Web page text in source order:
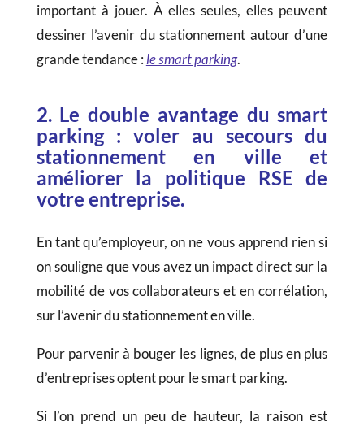
important à jouer. À elles seules, elles peuvent
dessiner l’avenir du stationnement autour d’une
grande tendance : le smart parking.
2. Le double avantage du smart
parking : voler au secours du
stationnement en ville et
améliorer la politique RSE de
votre entreprise.
En tant qu’employeur, on ne vous apprend rien si
on souligne que vous avez un impact direct sur la
mobilité de vos collaborateurs et en corrélation,
sur l’avenir du stationnement en ville.
Pour parvenir à bouger les lignes, de plus en plus
d’entreprises optent pour le smart parking.
Si l’on prend un peu de hauteur, la raison est